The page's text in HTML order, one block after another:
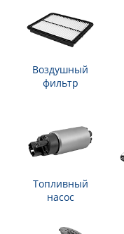
Воздушный
фильтр
Топливный
насос